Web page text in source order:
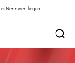
Nennwert liegen.